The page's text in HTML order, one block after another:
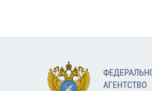
АГЕНТСТВО